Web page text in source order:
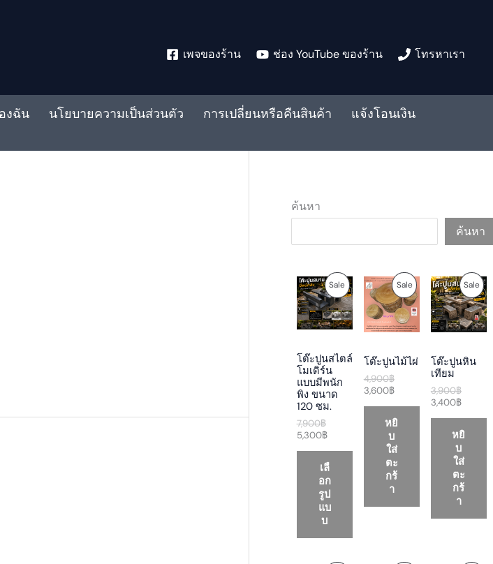
เพจของร้าน ช่อง YouTube ของร้าน โทรหาเรา
งฉัน นโยบายความเป็นส่วนตัว การเปลี่ยนหรือคืนสินค้า
แจ้งโอนเงิน
ค้นหา
ค้นหา
SaleP
R
O
D
โต๊ะปูนสไตล์
โมเดิร์น
แบบมีพนัก
พิง ขนาด
120 ซม.
7,900฿
O
r
i
g
i
l
p
r
i
c
e
w
s
:
7
,
9
0
5,300฿
C
u
r
r
e
p
r
i
c
e
s
5
,
3
0
0
฿
เลื
อก
รูป
แบ
บ
SaleP
R
O
D
C
โต๊ะปูนไม้ไผ่
4,900฿
O
r
i
g
i
l
p
r
e
w
a
s
:
4
,
9
3,600฿
C
u
r
r
e
p
r
i
i
s
:
3
,
6
0
0
หยิ
บ
ใส่
ตะ
กร้
า
SaleP
R
O
โต๊ะปูนหิน
เทียม
3,900฿
O
r
i
g
i
l
r
i
w
a
s
:
3
,
9
0
3,400฿
C
u
r
r
e
p
i
c
s
:
3
,
4
0
0
฿
หยิ
บ
ใส่
ตะ
กร้
า